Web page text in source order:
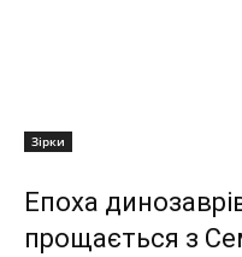
Зірки
Епоха
прощається з